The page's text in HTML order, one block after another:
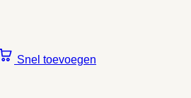
Snel toevoegen